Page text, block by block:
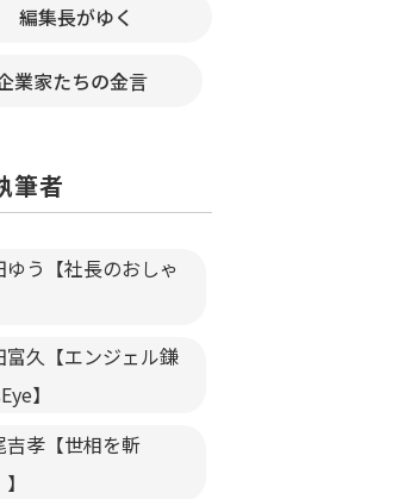
編集長がゆく
業家たちの金言
筆者
ゆう【社長のおしゃ
富久【エンジェル鎌
】
吉孝【世相を斬